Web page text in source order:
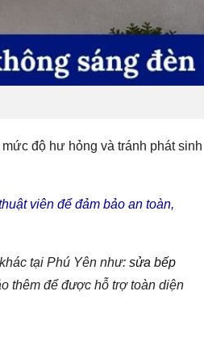
độ hư hỏng và tránh phát sinh
viên để đảm bảo an toàn,
tại Phú Yên như: sửa bếp
thêm để được hỗ trợ toàn diện